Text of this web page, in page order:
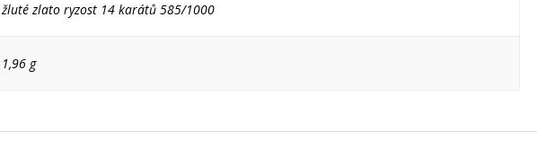
žluté zlato ryzost 14 karátů 585/1000
1,96 g